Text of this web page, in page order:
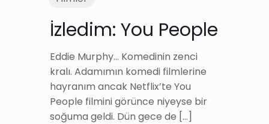
İzledim: You People
Eddie Murphy… Komedinin zenci
kralı. Adamımın komedi filmlerine
hayranım ancak Netflix’te You
People filmini görünce niyeyse bir
soğuma geldi. Dün gece de […]